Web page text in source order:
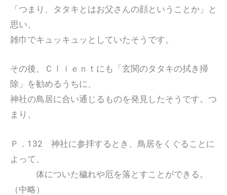
「つまり、タタキとはお父さんの顔ということか」と
思い、
雑巾でキュッキュッとしていたそうです。
その後、Ｃｌｉｅｎｔにも「玄関のタタキの拭き掃
除」を勧めるうちに、
神社の鳥居に合い通じるものを発見したそうです。つ
まり、
Ｐ．132 神社に参拝するとき、鳥居をくぐることに
よって、
体についた穢れや厄を落とすことができる。
（中略）